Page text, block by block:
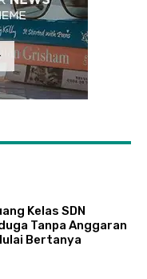
Kelas SDN
Tanpa Anggaran
Bertanya